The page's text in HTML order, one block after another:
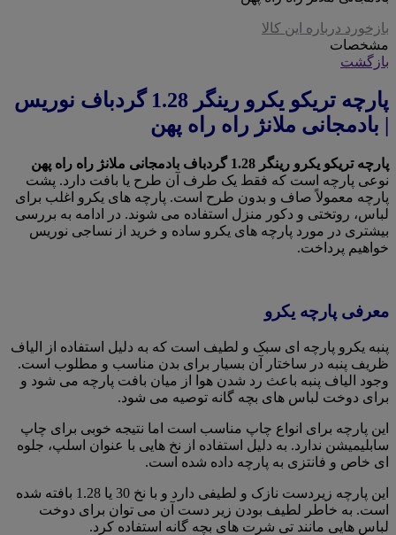
بازخورد درباره این کالا
مشخصات
بازگشت
پارچه تریکو یکرو رینگر 1.28 گردباف نوریس
| بادمجانی ملانژ راه راه پهن
پارچه تریکو یکرو رینگر 1.28 گردباف بادمجانی ملانژ راه راه پهن
نوعی پارچه است که فقط یک طرف آن طرح یا بافت دارد. پشت
پارچه معمولاً صاف و بدون طرح است. پارچه های یکرو اغلب برای
لباس، روتختی و دکور منزل استفاده می شوند. در ادامه به بررسی
بیشتری در مورد پارچه های یکرو ساده و خرید از نساجی نوریس
خواهیم پرداخت.
معرفی پارچه یکرو
پنبه یکرو پارچه ای سبک و لطیف است که به دلیل استفاده از الیاف
ظریف پنبه در ساختار آن بسیار برای بدن مناسب و مطلوب است.
وجود الیاف پنبه باعث رد شدن هوا از میان بافت پارچه می شود و
برای دوخت لباس های بچه گانه توصیه می شود.
این پارچه برای انواع چاپ مناسب است اما نتیجه خوبی برای چاپ
سابلیمیشن ندارد. به دلیل استفاده از نخ هایی با عنوان اسلپ، جلوه
ای خاص و فانتزی به پارچه داده شده است.
این پارچه زیردست نازک و لطیفی دارد و با نخ 30 یا 1.28 بافته شده
است. به خاطر لطیف بودن زیر دست آن می توان برای دوخت
لباس هایی مانند تی شرت های بچه گانه استفاده کرد.